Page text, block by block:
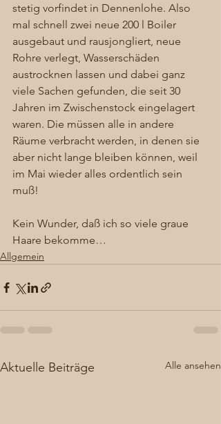
stetig vorfindet in Dennenlohe. Also
mal schnell zwei neue 200 l Boiler
ausgebaut und rausjongliert, neue
Rohre verlegt, Wasserschäden
austrocknen lassen und dabei ganz
viele Sachen gefunden, die seit 30
Jahren im Zwischenstock eingelagert
waren. Die müssen alle in andere
Räume verbracht werden, in denen sie
aber nicht lange bleiben können, weil
im Mai wieder alles ordentlich sein
muß!
Kein Wunder, daß ich so viele graue
Haare bekomme…
Allgemein
Aktuelle Beiträge Alle ansehen